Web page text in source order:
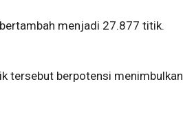
menjadi 27.877 titik.
tersebut berpotensi menimbulkan